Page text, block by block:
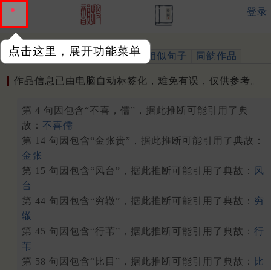
点击这里，展开功能菜单
登录
作品 标注四声 出处、引用 相似句子 同韵作品
作品信息已由电脑自动标签化，难免有误，仅供参考。
第 4 句因包含“不喜，儒”，据此推断可能引用了典
故： 不喜儒
第 14 句因包含“金张贵”，据此推断可能引用了典故：
金张
第 15 句因包含“风台”，据此推断可能引用了典故：
风
台
第 44 句因包含“穷辙”，据此推断可能引用了典故： 穷
辙
第 45 句因包含“行苇”，据此推断可能引用了典故： 行
苇
第 58 句因包含“比目”，据此推断可能引用了典故：
比